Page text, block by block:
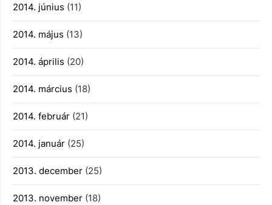
2014. június (11)
2014. május (13)
2014. április (20)
2014. március (18)
2014. február (21)
2014. január (25)
2013. december (25)
2013. november (18)